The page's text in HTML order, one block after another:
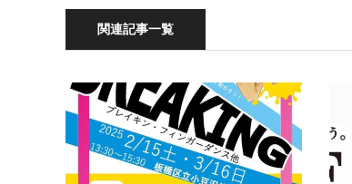
関連記事一覧